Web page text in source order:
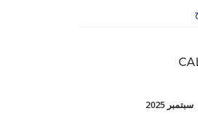
سبتمبر 2025